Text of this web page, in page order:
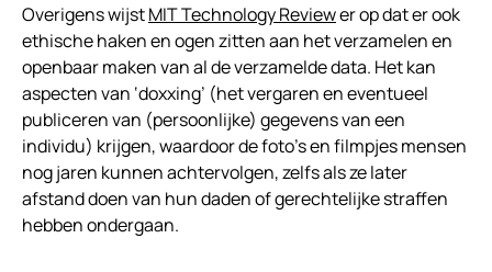
Overigens wijstMIT Technology Reviewer op dat er ook
ethische haken en ogen zitten aan het verzamelen en
openbaar maken van al de verzamelde data. Het kan
aspecten van ‘doxxing’ (het vergaren en eventueel
publiceren van (persoonlijke) gegevens van een
individu) krijgen, waardoor de foto’s en filmpjes mensen
nog jaren kunnen achtervolgen, zelfs als ze later
afstand doen van hun daden of gerechtelijke straffen
hebben ondergaan.